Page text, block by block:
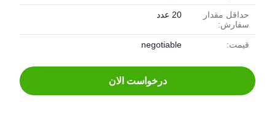
حداقل مقدار
سفارش:
20 عدد
قیمت: negotiable
درخواست الان